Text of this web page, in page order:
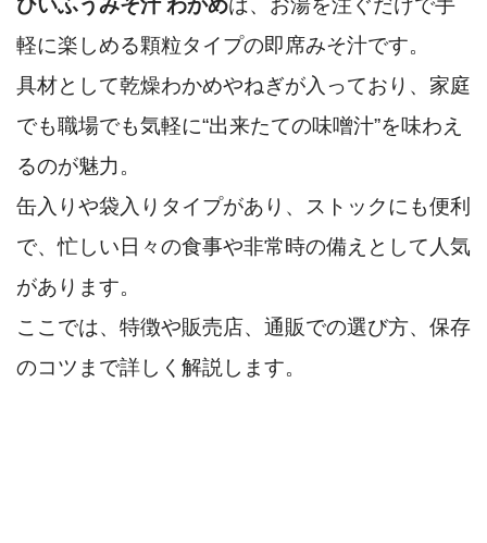
ひいふうみそ汁 わかめは、お湯を注ぐだけで手
軽に楽しめる顆粒タイプの即席みそ汁です。
具材として乾燥わかめやねぎが入っており、家庭
でも職場でも気軽に“出来たての味噌汁”を味わえ
るのが魅力。
缶入りや袋入りタイプがあり、ストックにも便利
で、忙しい日々の食事や非常時の備えとして人気
があります。
ここでは、特徴や販売店、通販での選び方、保存
のコツまで詳しく解説します。